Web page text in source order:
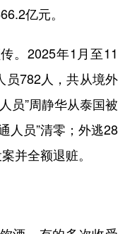
亿元。
。2025年1月至11
员782人，共从境外
员”周静华从泰国被
人员”清零；外逃28
并全额退赃。